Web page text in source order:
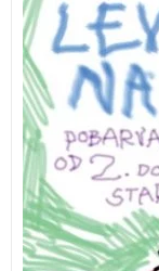
Pobarvanka